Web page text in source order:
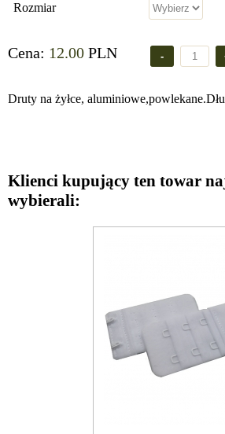
Rozmiar
Cena: 12.00 PLN
Druty na żyłce,
Klienci kupujący ten towar
wybierali: